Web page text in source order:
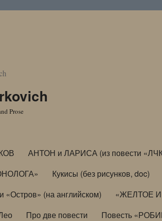
Prose
АНТОН и ЛАРИСА (из повести
Кукисы (без рисунков, doc)
«Остров» (на английском)
«ЖЕЛТОЕ И
Про две повести Повесть